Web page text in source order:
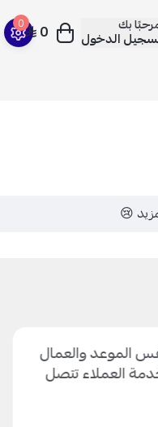
بك
الدخول
0 0
😢
الموعد والعمال
العملاء تتصل